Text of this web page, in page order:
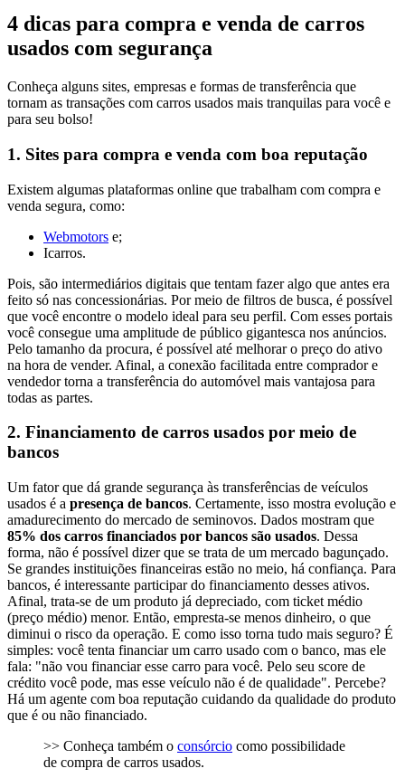
4 dicas para compra e venda de carros
usados com segurança
Conheça alguns sites, empresas e formas de transferência que
tornam as transações com carros usados mais tranquilas para você e
para seu bolso!
1. Sites para compra e venda com boa reputação
Existem algumas plataformas online que trabalham com compra e
venda segura, como:
Webmotors e;
Icarros.
Pois, são intermediários digitais que tentam fazer algo que antes era
feito só nas concessionárias. Por meio de filtros de busca, é possível
que você encontre o modelo ideal para seu perfil. Com esses portais
você consegue uma amplitude de público gigantesca nos anúncios.
Pelo tamanho da procura, é possível até melhorar o preço do ativo
na hora de vender. Afinal, a conexão facilitada entre comprador e
vendedor torna a transferência do automóvel mais vantajosa para
todas as partes.
2. Financiamento de carros usados por meio de
bancos
Um fator que dá grande segurança às transferências de veículos
usados é a presença de bancos. Certamente, isso mostra evolução e
amadurecimento do mercado de seminovos. Dados mostram que
85% dos carros financiados por bancos são usados. Dessa
forma, não é possível dizer que se trata de um mercado bagunçado.
Se grandes instituições financeiras estão no meio, há confiança. Para
bancos, é interessante participar do financiamento desses ativos.
Afinal, trata-se de um produto já depreciado, com ticket médio
(preço médio) menor. Então, empresta-se menos dinheiro, o que
diminui o risco da operação. E como isso torna tudo mais seguro? É
simples: você tenta financiar um carro usado com o banco, mas ele
fala: "não vou financiar esse carro para você. Pelo seu score de
crédito você pode, mas esse veículo não é de qualidade". Percebe?
Há um agente com boa reputação cuidando da qualidade do produto
que é ou não financiado.
>> Conheça também o consórcio como possibilidade
de compra de carros usados.